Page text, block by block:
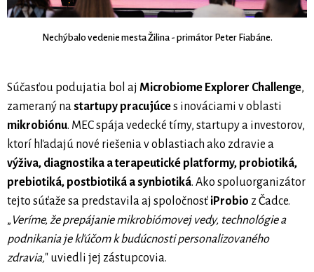
Nechýbalo vedenie mesta Žilina - primátor Peter Fiabáne.
Súčasťou podujatia bol aj Microbiome Explorer Challenge,
zameraný nastartupy pracujúces inováciami v oblasti
mikrobiónu. MEC spája vedecké tímy, startupy a investorov,
ktorí hľadajú nové riešenia v oblastiach ako zdravie a
výživa, diagnostika a terapeutické platformy, probiotiká,
prebiotiká, postbiotiká a synbiotiká. Ako spoluorganizátor
tejto súťaže sa predstavila aj spoločnosť iProbio z Čadce.
„ Veríme, že prepájanie mikrobiómovej vedy, technológie a
podnikania je kľúčom k budúcnosti personalizovaného
zdravia," uviedli jej zástupcovia.